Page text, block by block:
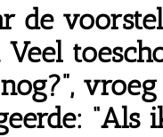
de
: “Als